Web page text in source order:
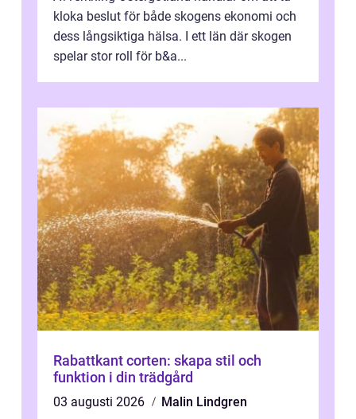
kloka beslut för både skogens ekonomi och
dess långsiktiga hälsa. I ett län där skogen
spelar stor roll för b&a...
Rabattkant corten: skapa stil och
funktion i din trädgård
03 augusti 2026
Malin Lindgren